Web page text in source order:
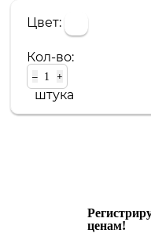
Цвет:
Кол-во:
– +
штука
ценам!